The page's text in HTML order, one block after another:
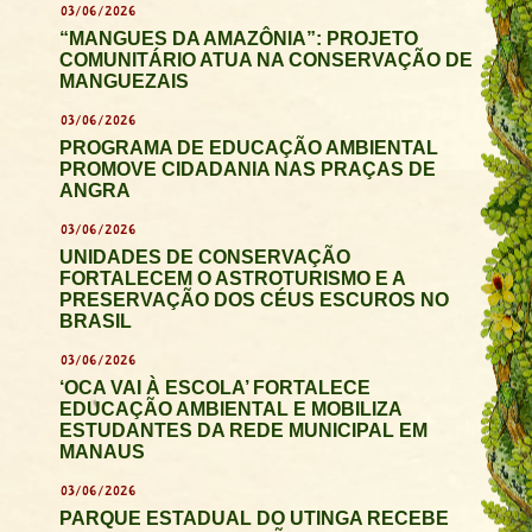
03/06/2026
“MANGUES DA AMAZÔNIA”: PROJETO
COMUNITÁRIO ATUA NA CONSERVAÇÃO DE
MANGUEZAIS
03/06/2026
PROGRAMA DE EDUCAÇÃO AMBIENTAL
PROMOVE CIDADANIA NAS PRAÇAS DE
ANGRA
03/06/2026
UNIDADES DE CONSERVAÇÃO
FORTALECEM O ASTROTURISMO E A
PRESERVAÇÃO DOS CÉUS ESCUROS NO
BRASIL
03/06/2026
‘OCA VAI À ESCOLA’ FORTALECE
EDUCAÇÃO AMBIENTAL E MOBILIZA
ESTUDANTES DA REDE MUNICIPAL EM
MANAUS
03/06/2026
PARQUE ESTADUAL DO UTINGA RECEBE